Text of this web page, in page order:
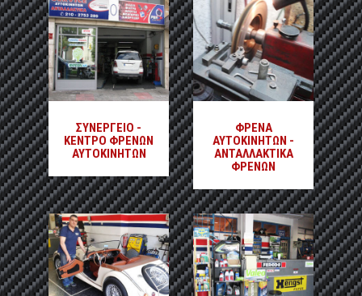
ΣΥΝΕΡΓΕΙΟ -
ΚΕΝΤΡΟ ΦΡΕΝΩΝ
ΑΥΤΟΚΙΝΗΤΩΝ
ΦΡΕΝΑ
ΑΥΤΟΚΙΝΗΤΩΝ -
ΑΝΤΑΛΛΑΚΤΙΚΑ
ΦΡΕΝΩΝ